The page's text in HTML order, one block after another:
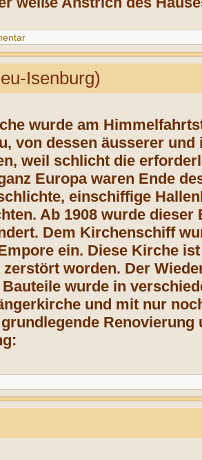
Isenburg)
wurde am
von dessen äusserer und
weil schlicht die
Europa waren Ende
einschiffige
Ab 1908 wurde dieser
Dem Kirchenschiff
ein. Diese Kirche
worden. Der
wurde in
und mit nur
Renovierung